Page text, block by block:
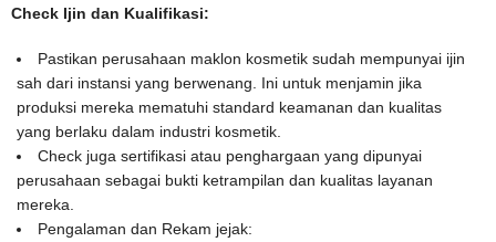
Check Ijin dan Kualifikasi:
Pastikan perusahaan maklon kosmetik sudah mempunyai ijin
sah dari instansi yang berwenang. Ini untuk menjamin jika
produksi mereka mematuhi standard keamanan dan kualitas
yang berlaku dalam industri kosmetik.
Check juga sertifikasi atau penghargaan yang dipunyai
perusahaan sebagai bukti ketrampilan dan kualitas layanan
mereka.
Pengalaman dan Rekam jejak: